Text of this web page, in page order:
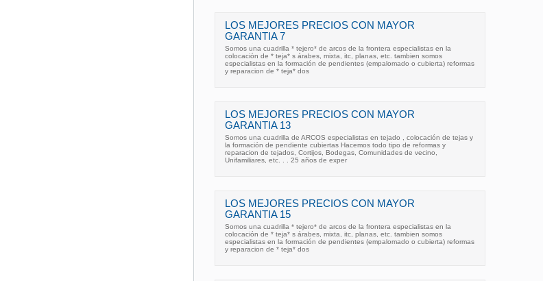
LOS MEJORES PRECIOS CON MAYOR
GARANTIA 7
Somos una cuadrilla * tejero* de arcos de la frontera especialistas en la
colocación de * teja* s árabes, mixta, itc, planas, etc. tambien somos
especialistas en la formación de pendientes (empalomado o cubierta) reformas
y reparacion de * teja* dos
LOS MEJORES PRECIOS CON MAYOR
GARANTIA 13
Somos una cuadrilla de ARCOS especialistas en tejado , colocación de tejas y
la formación de pendiente cubiertas Hacemos todo tipo de reformas y
reparacion de tejados, Cortijos, Bodegas, Comunidades de vecino,
Unifamiliares, etc. . . 25 años de exper
LOS MEJORES PRECIOS CON MAYOR
GARANTIA 15
Somos una cuadrilla * tejero* de arcos de la frontera especialistas en la
colocación de * teja* s árabes, mixta, itc, planas, etc. tambien somos
especialistas en la formación de pendientes (empalomado o cubierta) reformas
y reparacion de * teja* dos